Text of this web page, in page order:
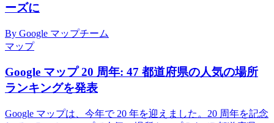
ーズに
By Google マップチーム
マップ
Google マップ 20 周年: 47 都道府県の人気の場所
ランキングを発表
Google マップは、今年で 20 年を迎えました。20 周年を記念